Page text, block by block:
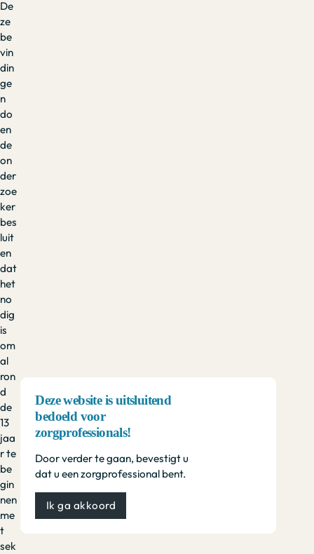
De
ze
be
vin
din
ge
n
do
en
de
on
der
zoe
ker
bes
luit
en
dat
het
no
dig
is
om
al
ron
d
de
13
jaa
r te
be
gin
nen
me
t
sek
Deze website is uitsluitend
bedoeld voor
zorgprofessionals!
Door verder te gaan, bevestigt u
dat u een zorgprofessional bent.
Ik ga akkoord